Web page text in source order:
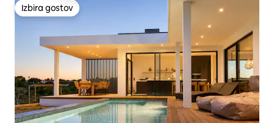
Izbira gostov
Izbira gostov